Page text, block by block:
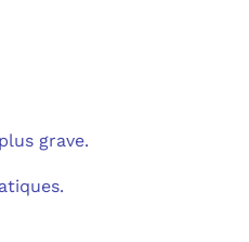
grave.